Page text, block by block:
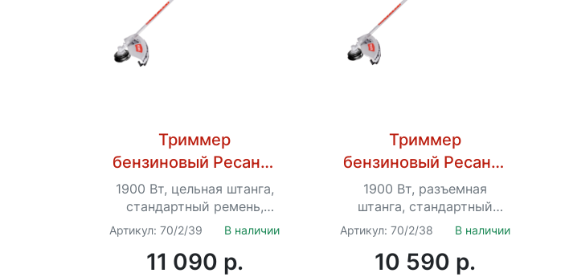
Триммер
бензиновый Ресанта
БТР-1900П
1900 Вт, цельная штанга,
стандартный ремень,
диск 3Т, стандартная
катушка, очки в
комплекте
Артикул: 70/2/39 В наличии
11 090 p.
Триммер
бензиновый Ресанта
БТР-1900Р
1900 Вт, разъемная
штанга, стандартный
ремень, диск 3Т,
стандартная катушка,
очки в комплекте
Артикул: 70/2/38 В наличии
10 590 p.